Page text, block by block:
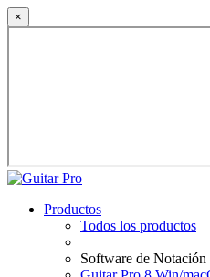
×
Productos
Todos los productos
Software de